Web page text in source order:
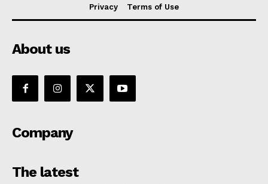
Privacy Terms of Use
About us
Company
The latest